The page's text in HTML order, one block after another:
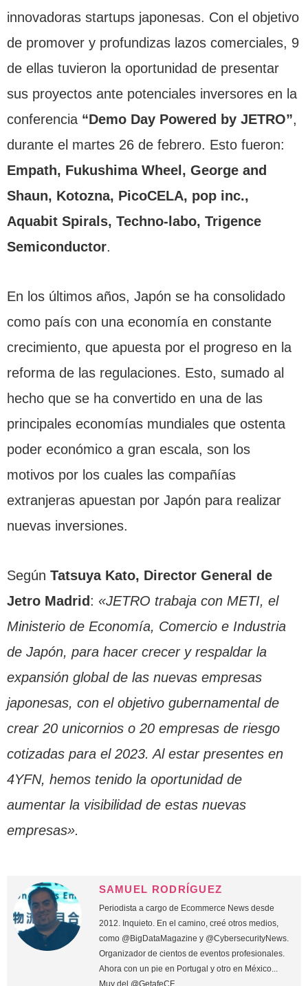
innovadoras startups japonesas. Con el objetivo
de promover y profundizas lazos comerciales, 9
de ellas tuvieron la oportunidad de presentar
sus proyectos ante potenciales inversores en la
conferencia “Demo Day Powered by JETRO”,
durante el martes 26 de febrero. Esto fueron:
Empath, Fukushima Wheel, George and
Shaun, Kotozna, PicoCELA, pop inc.,
Aquabit Spirals, Techno-labo, Trigence
Semiconductor.
En los últimos años, Japón se ha consolidado
como país con una economía en constante
crecimiento, que apuesta por el progreso en la
reforma de las regulaciones. Esto, sumado al
hecho que se ha convertido en una de las
principales economías mundiales que ostenta
poder económico a gran escala, son los
motivos por los cuales las compañías
extranjeras apuestan por Japón para realizar
nuevas inversiones.
Según Tatsuya Kato, Director General de
Jetro Madrid: «JETRO trabaja con METI, el
Ministerio de Economía, Comercio e Industria
de Japón, para hacer crecer y respaldar la
expansión global de las nuevas empresas
japonesas, con el objetivo gubernamental de
crear 20 unicornios o 20 empresas de riesgo
cotizadas para el 2023. Al estar presentes en
4YFN, hemos tenido la oportunidad de
aumentar la visibilidad de estas nuevas
empresas».
SAMUEL RODRÍGUEZ
Periodista a cargo de Ecommerce News desde
2012. Inquieto. En el camino, creé otros medios,
como @BigDataMagazine y @CybersecurityNews.
Organizador de cientos de eventos profesionales.
Ahora con un pie en Portugal y otro en México...
Muy del @GetafeCF